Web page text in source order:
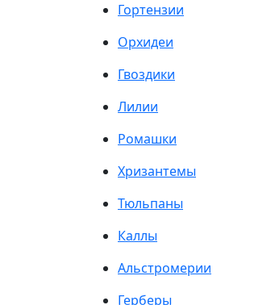
Гортензии
Орхидеи
Гвоздики
Лилии
Ромашки
Хризантемы
Тюльпаны
Каллы
Альстромерии
Герберы